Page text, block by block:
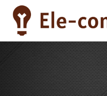
content
ele-comp